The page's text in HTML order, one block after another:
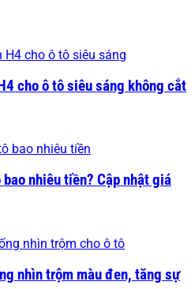
cho ô tô siêu sáng không cắt
nhiêu tiền? Cập nhật giá
nhìn trộm màu đen, tăng sự